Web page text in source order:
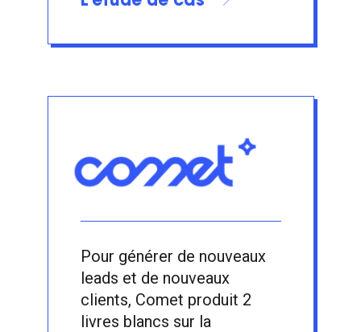
Pour générer de nouveaux
leads et de nouveaux
clients, Comet produit 2
livres blancs sur la